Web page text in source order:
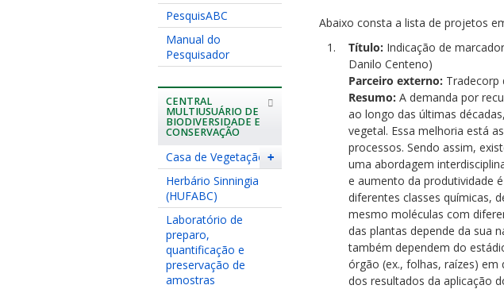
PesquisABC
Manual do
Pesquisador
CENTRAL
MULTIUSUÁRIO DE
BIODIVERSIDADE E
CONSERVAÇÃO
+
Casa de Vegetação
Herbário Sinningia
(HUFABC)
Laboratório de
preparo,
quantificação e
preservação de
amostras
Abaixo consta a lista de projetos
Título: Indicação de
Danilo Centeno)
Parceiro externo: Tradecorp
Resumo: A demanda por
ao longo das últimas
vegetal. Essa melhoria está
processos. Sendo assim,
uma abordagem
e aumento da produtividade
diferentes classes químicas,
mesmo moléculas com
das plantas depende da sua
também dependem do
órgão (ex., folhas, raízes)
dos resultados da aplicação